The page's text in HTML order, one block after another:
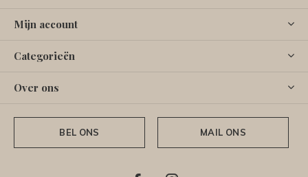
Mijn account
Categorieën
Over ons
BEL ONS MAIL ONS